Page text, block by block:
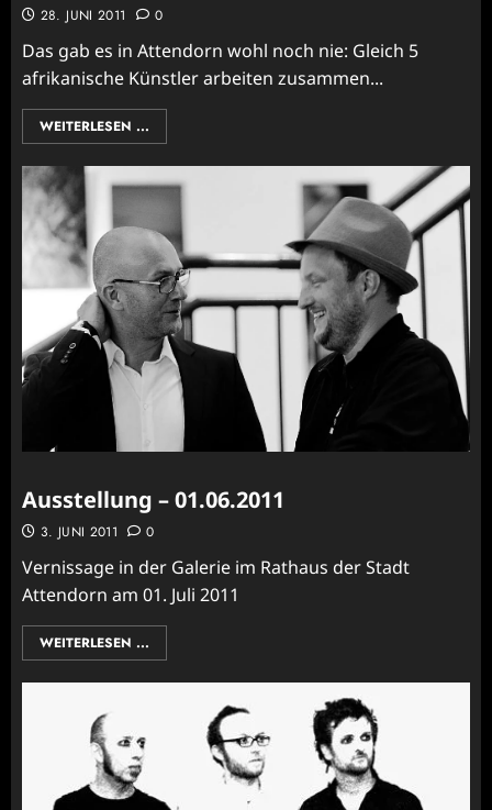
28. JUNI 2011 0
Das gab es in Attendorn wohl noch nie: Gleich 5
afrikanische Künstler arbeiten zusammen...
WEITERLESEN ...
Ausstellung – 01.06.2011
3. JUNI 2011 0
Vernissage in der Galerie im Rathaus der Stadt
Attendorn am 01. Juli 2011
WEITERLESEN ...